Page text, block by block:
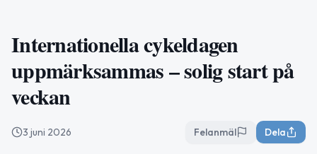
Internationella cykeldagen
uppmärksammas – solig start på
veckan
3 juni 2026 Felanmäl Dela